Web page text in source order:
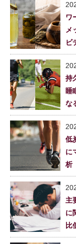
ワ
メ
ビ
持
睡
な
低
に
析
主
に
比